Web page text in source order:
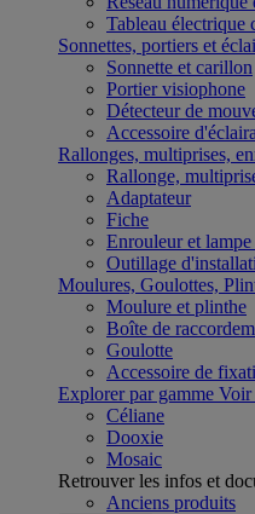
Tableau électrique
Sonnettes, portiers et
Sonnette et carillon
Portier visiophone
Détecteur de
Accessoire
Rallonges, multiprises,
Rallonge,
Adaptateur
Fiche
Enrouleur et lampe
Outillage
Moulures, Goulottes,
Moulure et plinthe
Boîte de
Goulotte
Accessoire de
Explorer par gamme Voir
Céliane
Dooxie
Mosaic
Retrouver les infos et
Anciens produits